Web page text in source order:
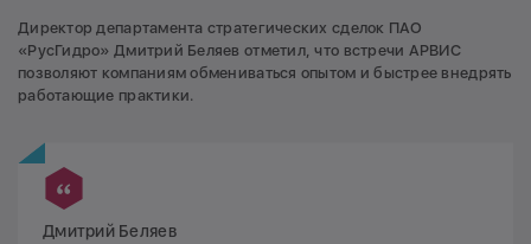
Директор департамента стратегических сделок ПАО
«РусГидро» Дмитрий Беляев отметил, что встречи АРВИС
позволяют компаниям обмениваться опытом и быстрее внедрять
работающие практики.
Дмитрий Беляев